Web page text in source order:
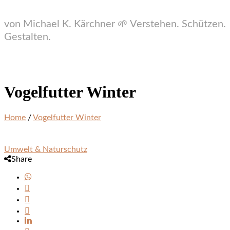
von Michael K. Kärchner 🌱 Verstehen. Schützen.
Gestalten.
Vogelfutter Winter
Home /Vogelfutter Winter
Umwelt & Naturschutz
Share